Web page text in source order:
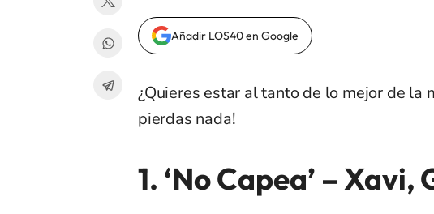
Añadir LOS40 en Google
¿Quieres estar al tanto de lo mejor de la
pierdas nada!
1. ‘No Capea’ –Xavi,